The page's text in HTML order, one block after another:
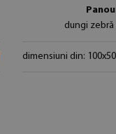
dungi zebră
dimensiuni din: 100x50